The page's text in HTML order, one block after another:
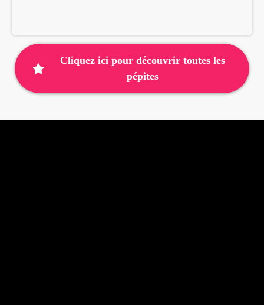
Cliquez ici pour découvrir toutes les
pépites